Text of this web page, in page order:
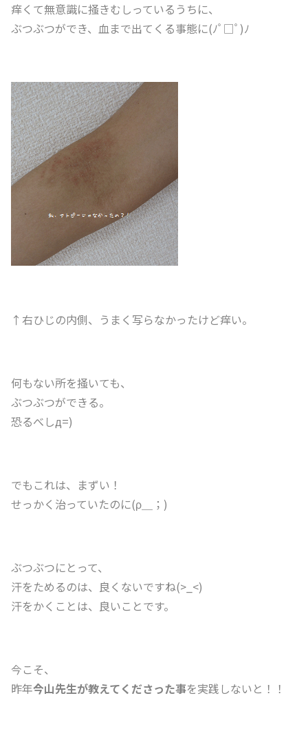
痒くて無意識に掻きむしっているうちに、
ぶつぶつができ、血まで出てくる事態に(ﾉﾟ□ﾟ)ﾉ
↑右ひじの内側、うまく写らなかったけど痒い。
何もない所を掻いても、
ぶつぶつができる。
恐るべしд=)
でもこれは、まずい！
せっかく治っていたのに(ρ＿；)
ぶつぶつにとって、
汗をためるのは、良くないですね(>_<)
汗をかくことは、良いことです。
今こそ、
昨年今山先生が教えてくださった事を実践しないと！！